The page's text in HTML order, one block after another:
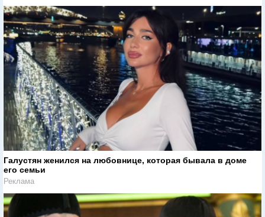
Галустян женился на любовнице, которая бывала в доме
его семьи
Реклама